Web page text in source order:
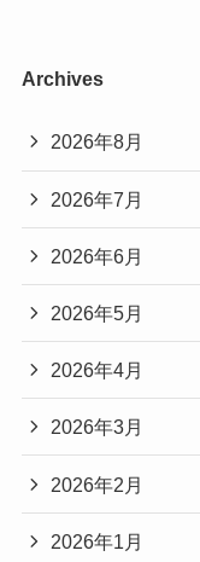
Archives
2026年8月
2026年7月
2026年6月
2026年5月
2026年4月
2026年3月
2026年2月
2026年1月